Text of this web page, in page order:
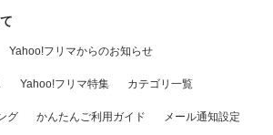
Yahoo!フリマからのお知らせ
Yahoo!フリマ特集 カテゴリ一覧
グ かんたんご利用ガイド メール通知設定